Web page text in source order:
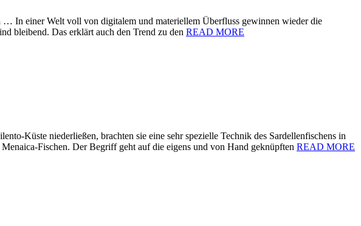
In einer Welt voll von digitalem und materiellem Überfluss gewinnen wieder die
bleibend. Das erklärt auch den Trend zu den READ MORE
Küste niederließen, brachten sie eine sehr spezielle Technik des Sardellenfischens in
Fischen. Der Begriff geht auf die eigens und von Hand geknüpften READ MORE